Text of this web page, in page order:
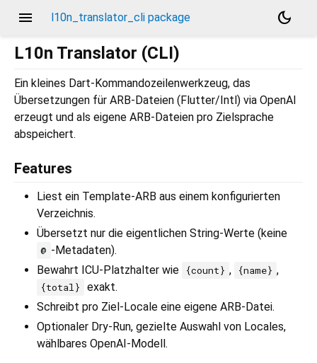
menu l10n_translator_cli package
dark_mode
L10n Translator (CLI)
Ein kleines Dart-Kommandozeilenwerkzeug, das
Übersetzungen für ARB-Dateien (Flutter/Intl) via OpenAI
erzeugt und als eigene ARB-Dateien pro Zielsprache
abspeichert.
Features
Liest ein Template-ARB aus einem konfigurierten
Verzeichnis.
Übersetzt nur die eigentlichen String-Werte (keine
@ -Metadaten).
Bewahrt ICU-Platzhalter wie
{count} , {name} ,
{total}
exakt.
Schreibt pro Ziel-Locale eine eigene ARB-Datei.
Optionaler Dry-Run, gezielte Auswahl von Locales,
wählbares OpenAI-Modell.